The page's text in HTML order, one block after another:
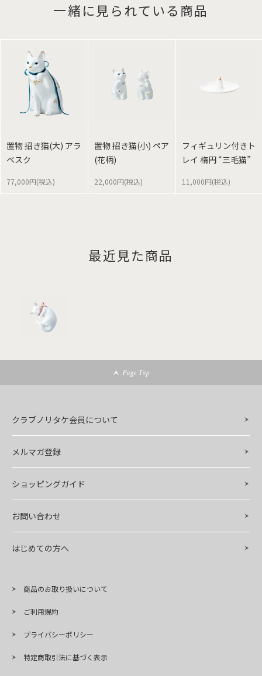
一緒に見られている商品
置物 招き猫(大) アラ
ベスク
77,000円(税込)
置物 招き猫(小) ペア
(花柄)
22,000円(税込)
フィギュリン付きト
レイ 楕円 “三毛猫”
11,000円(税込)
最近見た商品
Page Top
クラブノリタケ会員について
メルマガ登録
ショッピングガイド
お問い合わせ
はじめての方へ
商品のお取り扱いについて
ご利用規約
プライバシーポリシー
特定商取引法に基づく表示